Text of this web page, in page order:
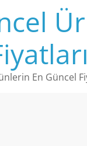
En Güncel